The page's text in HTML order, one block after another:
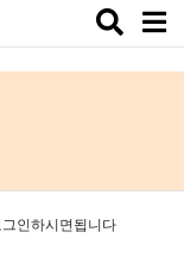
Toggle
인하시면됩니다